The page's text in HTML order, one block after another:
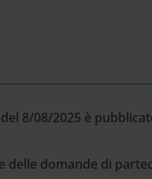
8/08/2025 è
delle domande di